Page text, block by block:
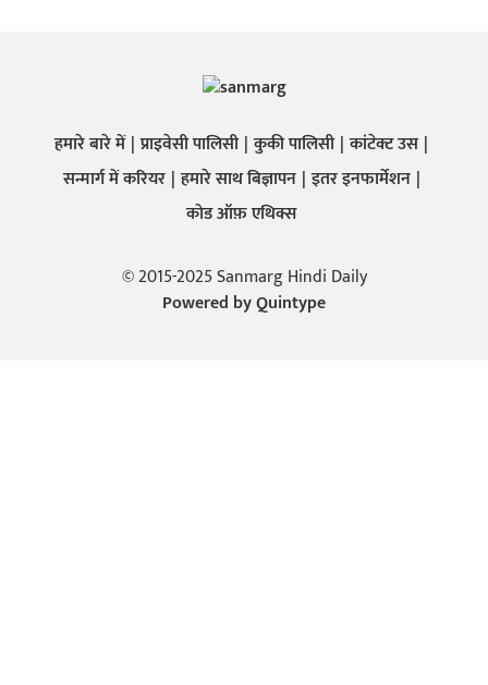
हमारे बारे में प्राइवेसी पालिसी कुकी पालिसी कांटेक्ट उस
सन्मार्ग में करियर हमारे साथ बिज्ञापन इतर इनफार्मेशन
कोड ऑफ़ एथिक्स
© 2015-2025 Sanmarg Hindi Daily
Powered byQuintype